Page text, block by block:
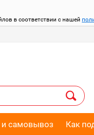
в соответствии с нашей
и самовывоз Как